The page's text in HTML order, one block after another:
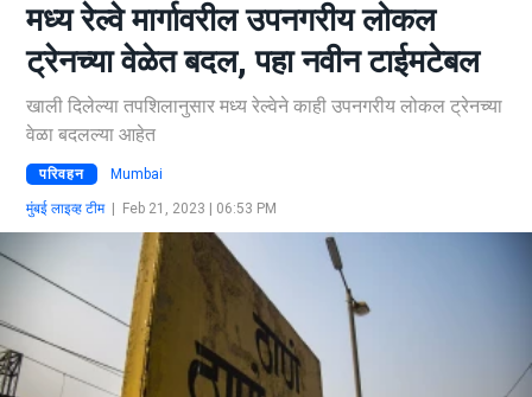
मध्य रेल्वे मार्गावरील उपनगरीय लोकल
ट्रेनच्या वेळेत बदल, पहा नवीन टाईमटेबल
खाली दिलेल्या तपशिलानुसार मध्य रेल्वेने काही उपनगरीय लोकल ट्रेनच्या
वेळा बदलल्या आहेत
परिवहन Mumbai
मुंबई लाइव्ह टीम| Feb 21, 2023 | 06:53 PM